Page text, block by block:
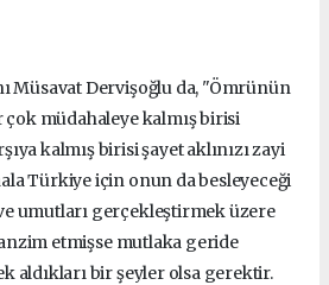
Müsavat Dervişoğlu da, "Ömrünün
çok müdahaleye kalmış birisi
kalmış birisi şayet aklınızı zayi
Türkiye için onun da besleyeceği
umutları gerçekleştirmek üzere
etmişse mutlaka geride
aldıkları bir şeyler olsa gerektir.